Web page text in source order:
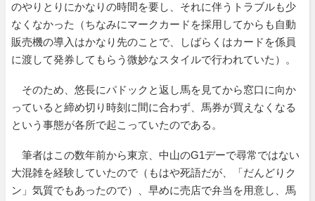
のやりとりにかなりの時間を要し、それに伴うトラブルも少
なくなかった（ちなみにマークカードを採用してからも自動
販売機の導入はかなり先のことで、しばらくはカードを係員
に渡して発券してもらう微妙なスタイルで行われていた）。
そのため、悠長にパドックと返し馬を見てから窓口に向か
っていると締め切り時刻に間に合わず、馬券が買えなくなる
という事態が各所で起こっていたのである。
筆者はこの数年前から東京、中山のG1デーで尋常ではない
大混雑を経験していたので（もはや死語だが、「だんどりク
ン」気質でもあったので）、早めに売店で弁当を用意し、馬